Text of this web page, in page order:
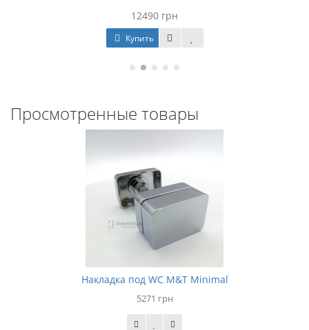
12490 грн
Купить
Просмотренные товары
Накладка под WC M&T Minimal
5271 грн